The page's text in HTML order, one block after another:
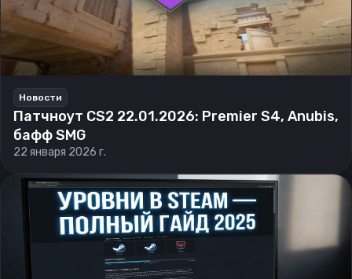
Новости
Патчноут CS2 22.01.2026: Premier S4, Anubis,
бафф SMG
22 января 2026 г.